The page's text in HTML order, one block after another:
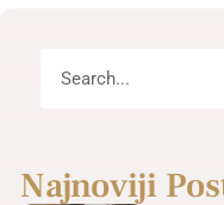
Najnoviji